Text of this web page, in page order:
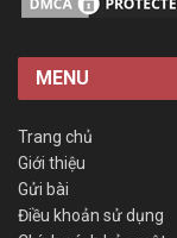
MENU
Trang chủ
Giới thiệu
Gửi bài
Điều khoản sử dụng